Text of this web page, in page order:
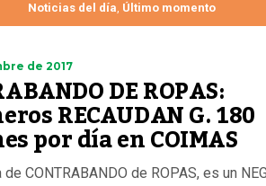
Noticias del día, Último momento
de 2017
DE ROPAS:
RECAUDAN G. 180
por día en COIMAS
CONTRABANDO de ROPAS, es un